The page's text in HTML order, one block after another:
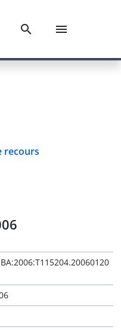
recours